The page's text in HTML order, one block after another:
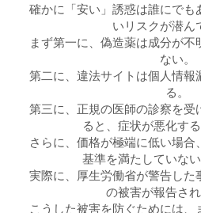
確かに「安い」誘惑は誰にでも
いリスクが潜ん
まず第一に、偽造薬は成分が不
ない。
第二に、違法サイトは個人情報
る。
第三に、正規の医師の診察を受
ると、症状が悪化する
さらに、価格が極端に低い場
基準を満たしていない
実際に、厚生労働省が警告した
の被害が報告され
こうした被害を防ぐためには